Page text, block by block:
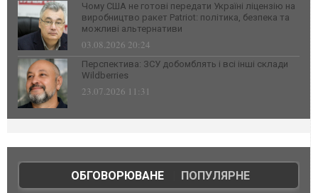
Чому США не готові передати Україні ліцензію на
виробництво ракет Patriot: політика, безпека та
можливі альтернативи
03.08.2026 20:24
Перспектива: ЗСУ добомблять і всі інші склади
Wildberries
23.07.2026 11:31
ОБГОВОРЮВАНЕ| ПОПУЛЯРНЕ